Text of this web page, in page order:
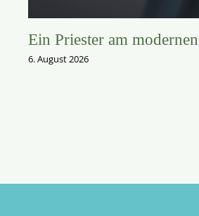
Ein Priester am
6. August 2026